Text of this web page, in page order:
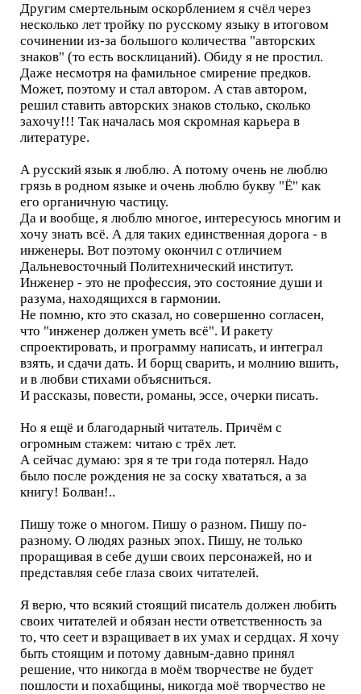
Другим смертельным оскорблением я счёл через
несколько лет тройку по русскому языку в итоговом
сочинении из-за большого количества "авторских
знаков" (то есть восклицаний). Обиду я не простил.
Даже несмотря на фамильное смирение предков.
Может, поэтому и стал автором. А став автором,
решил ставить авторских знаков столько, сколько
захочу!!! Так началась моя скромная карьера в
литературе.
А русский язык я люблю. А потому очень не люблю
грязь в родном языке и очень люблю букву "Ё" как
его органичную частицу.
Да и вообще, я люблю многое, интересуюсь многим и
хочу знать всё. А для таких единственная дорога - в
инженеры. Вот поэтому окончил с отличием
Дальневосточный Политехнический институт.
Инженер - это не профессия, это состояние души и
разума, находящихся в гармонии.
Не помню, кто это сказал, но совершенно согласен,
что "инженер должен уметь всё". И ракету
спроектировать, и программу написать, и интеграл
взять, и сдачи дать. И борщ сварить, и молнию вшить,
и в любви стихами объясниться.
И рассказы, повести, романы, эссе, очерки писать.
Но я ещё и благодарный читатель. Причём с
огромным стажем: читаю с трёх лет.
А сейчас думаю: зря я те три года потерял. Надо
было после рождения не за соску хвататься, а за
книгу! Болван!..
Пишу тоже о многом. Пишу о разном. Пишу по-
разному. О людях разных эпох. Пишу, не только
проращивая в себе души своих персонажей, но и
представляя себе глаза своих читателей.
Я верю, что всякий стоящий писатель должен любить
своих читателей и обязан нести ответственность за
то, что сеет и взращивает в их умах и сердцах. Я хочу
быть стоящим и потому давным-давно принял
решение, что никогда в моём творчестве не будет
пошлости и похабщины, никогда моё творчество не